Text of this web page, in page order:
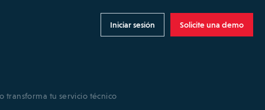
Iniciar sesión Solicite una demo
transforma tu servicio técnico